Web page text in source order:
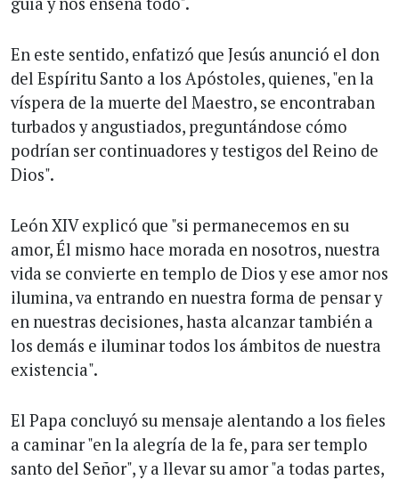
En este sentido, enfatizó que Jesús anunció el don
del Espíritu Santo a los Apóstoles, quienes, "en la
víspera de la muerte del Maestro, se encontraban
turbados y angustiados, preguntándose cómo
podrían ser continuadores y testigos del Reino de
Dios".
León XIV explicó que "si permanecemos en su
amor, Él mismo hace morada en nosotros, nuestra
vida se convierte en templo de Dios y ese amor nos
ilumina, va entrando en nuestra forma de pensar y
en nuestras decisiones, hasta alcanzar también a
los demás e iluminar todos los ámbitos de nuestra
existencia".
El Papa concluyó su mensaje alentando a los fieles
a caminar "en la alegría de la fe, para ser templo
santo del Señor", y a llevar su amor "a todas partes,